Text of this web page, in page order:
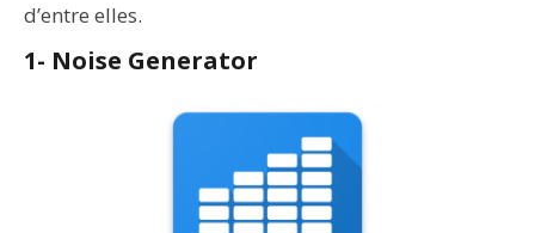
d’entre elles.
1- Noise Generator